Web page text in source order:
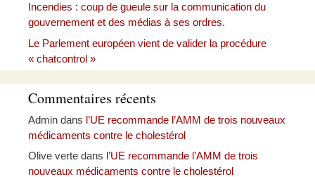
Incendies : coup de gueule sur la communication du
gouvernement et des médias à ses ordres.
Le Parlement européen vient de valider la procédure
« chatcontrol »
Commentaires récents
Admin dans l’UE recommande l’AMM de trois nouveaux
médicaments contre le cholestérol
Olive verte dans l’UE recommande l’AMM de trois
nouveaux médicaments contre le cholestérol